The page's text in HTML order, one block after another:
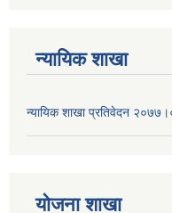
न्यायिक शाखा
न्यायिक शाखा प्रतिवेदन
याेजना शाखा